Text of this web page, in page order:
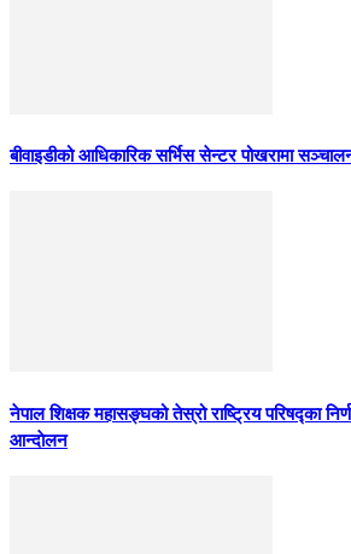
बीवाइडीको आधिकारिक सर्भिस सेन्टर पोखरामा
नेपाल शिक्षक महासङ्घको तेस्रो राष्ट्रिय परिषद्का
आन्दाेलन